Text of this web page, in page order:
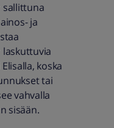
sallittuna
ja
laskuttuvia
koska
tai
vahvalla
sisään.